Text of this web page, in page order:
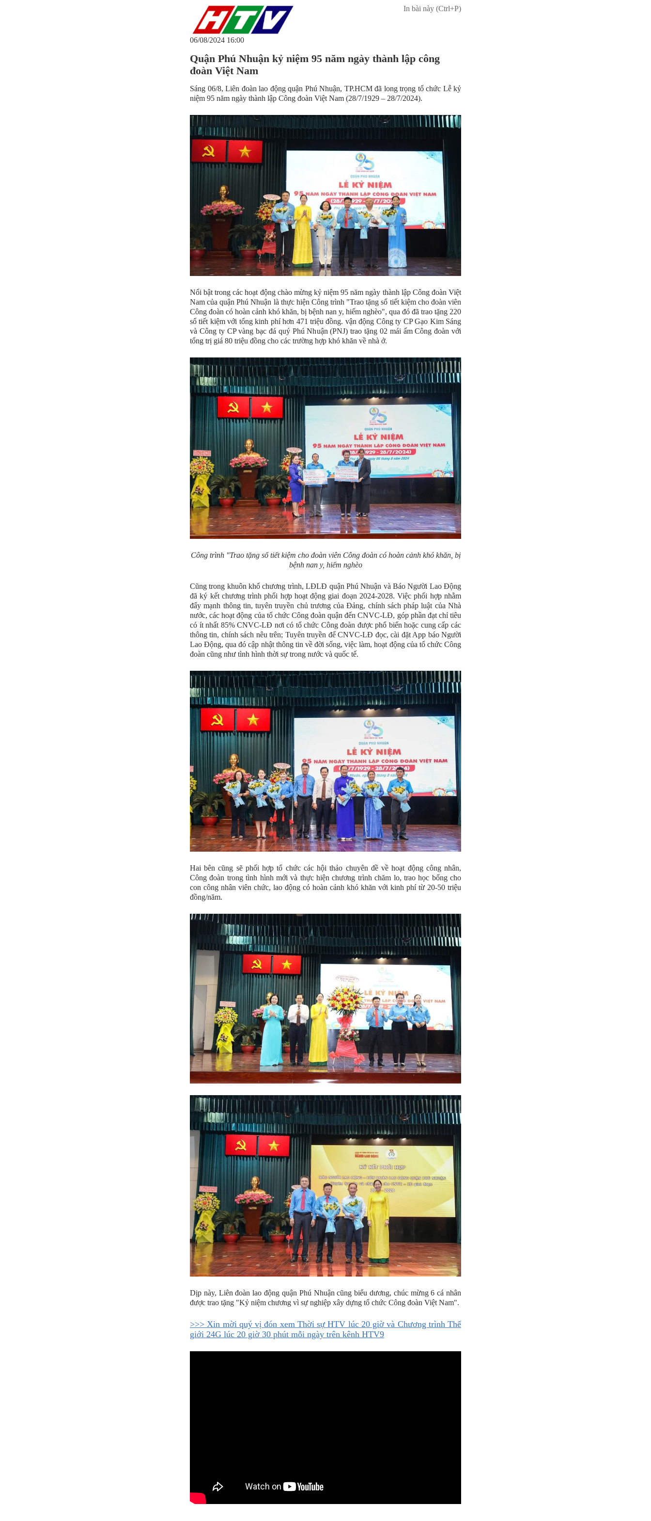
06/08/2024 16:00
In bài này (Ctrl+P)
Quận Phú Nhuận kỷ niệm 95 năm ngày thành lập công
đoàn Việt Nam
Sáng 06/8, Liên đoàn lao động quận Phú Nhuận, TP.HCM đã long trọng tổ chức Lễ kỷ
niệm 95 năm ngày thành lập Công đoàn Việt Nam (28/7/1929 – 28/7/2024).
Nổi bật trong các hoạt động chào mừng kỷ niệm 95 năm ngày thành lập Công đoàn Việt
Nam của quận Phú Nhuận là thực hiện Công trình "Trao tặng sổ tiết kiệm cho đoàn viên
Công đoàn có hoàn cảnh khó khăn, bị bệnh nan y, hiểm nghèo", qua đó đã trao tặng 220
sổ tiết kiệm với tổng kinh phí hơn 471 triệu đồng. vận động Công ty CP Gạo Kim Sáng
và Công ty CP vàng bạc đá quý Phú Nhuận (PNJ) trao tặng 02 mái ấm Công đoàn với
tổng trị giá 80 triệu đồng cho các trường hợp khó khăn về nhà ở.
Công trình "Trao tặng sổ tiết kiệm cho đoàn viên Công đoàn có hoàn cảnh khó khăn, bị
bệnh nan y, hiểm nghèo
Cũng trong khuôn khổ chương trình, LĐLĐ quận Phú Nhuận và Báo Người Lao Động
đã ký kết chương trình phối hợp hoạt động giai đoạn 2024-2028. Việc phối hợp nhằm
đẩy mạnh thông tin, tuyên truyền chủ trương của Đảng, chính sách pháp luật của Nhà
nước, các hoạt động của tổ chức Công đoàn quận đến CNVC-LĐ, góp phần đạt chỉ tiêu
có ít nhất 85% CNVC-LĐ nơi có tổ chức Công đoàn được phổ biến hoặc cung cấp các
thông tin, chính sách nêu trên; Tuyên truyền để CNVC-LĐ đọc, cài đặt App báo Người
Lao Động, qua đó cập nhật thông tin về đời sống, việc làm, hoạt động của tổ chức Công
đoàn cũng như tình hình thời sự trong nước và quốc tế.
Hai bên cũng sẽ phối hợp tổ chức các hội thảo chuyên đề về hoạt động công nhân,
Công đoàn trong tình hình mới và thực hiện chương trình chăm lo, trao học bổng cho
con công nhân viên chức, lao động có hoàn cảnh khó khăn với kinh phí từ 20-50 triệu
đồng/năm.
Dịp này, Liên đoàn lao động quận Phú Nhuận cũng biểu dương, chúc mừng 6 cá nhân
được trao tặng "Kỷ niệm chương vì sự nghiệp xây dựng tổ chức Công đoàn Việt Nam".
>>> Xin mời quý vị đón xem Thời sự HTV lúc 20 giờ và Chương trình Thế
giới 24G lúc 20 giờ 30 phút mỗi ngày trên kênh HTV9